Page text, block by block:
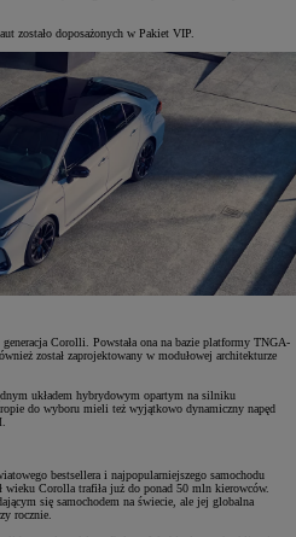
zostało doposażonych w Pakiet VIP.
Corolli. Powstała ona na bazie platformy TNGA-
został zaprojektowany w modułowej architekturze
układem hybrydowym opartym na silniku
do wyboru mieli też wyjątkowo dynamiczny napęd
bestsellera i najpopularniejszego samochodu
Corolla trafiła już do ponad 50 mln kierowców.
się samochodem na świecie, ale jej globalna
rocznie.